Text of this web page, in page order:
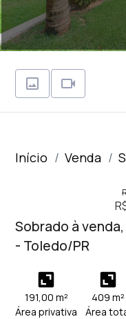
Início Venda
Sobrado à
- Toledo/PR
191,00 m²
Área privativa
409 m²
Área